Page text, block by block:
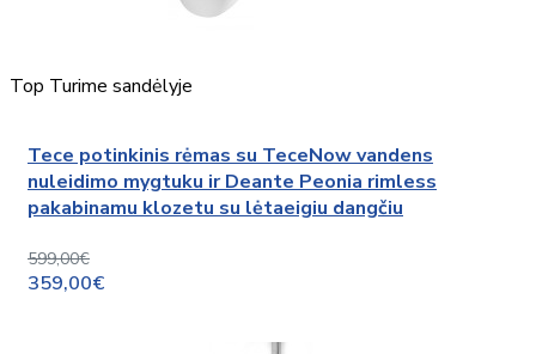
Top Turime sandėlyje
Tece potinkinis rėmas su TeceNow vandens
nuleidimo mygtuku ir Deante Peonia rimless
pakabinamu klozetu su lėtaeigiu dangčiu
599,00€
359,00€